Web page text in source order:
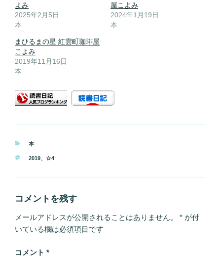
よみ
2025年2月5日
本
屋こよみ
2024年1月19日
本
まひるまの星 紅雲町珈琲屋
こよみ
2019年11月16日
本
カ
ゴ
ー
本
タ
2019、 ☆4
コメントを残す
メールアドレスが公開されることはありません。 * が付
いている欄は必須項目です
コメント *